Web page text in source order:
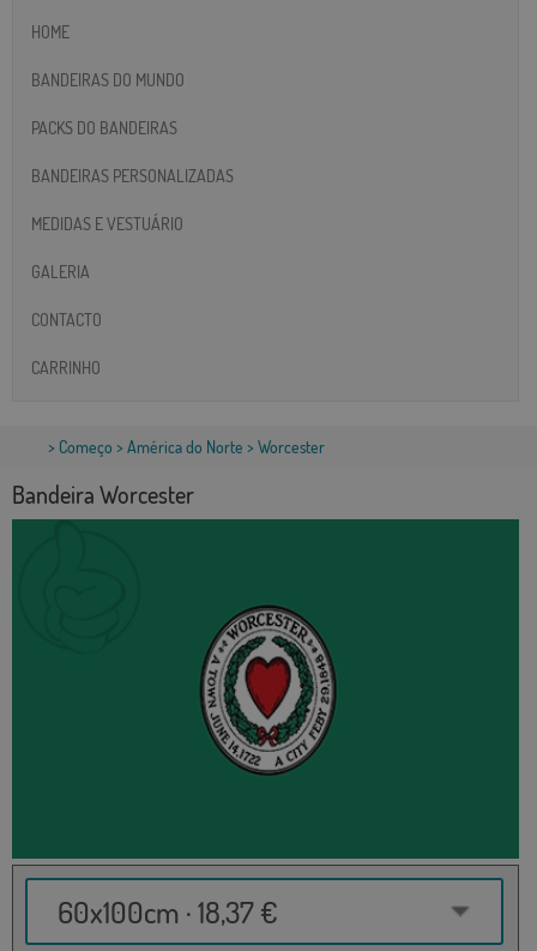
HOME
BANDEIRAS DO MUNDO
PACKS DO BANDEIRAS
BANDEIRAS PERSONALIZADAS
MEDIDAS E VESTUÁRIO
GALERIA
CONTACTO
CARRINHO
> Começo > América do Norte > Worcester
Bandeira Worcester
60x100cm · 18,37 €